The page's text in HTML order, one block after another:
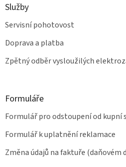
Služby
Servisní pohotovost
Doprava a platba
Zpětný odběr vysloužilých
Formuláře
Formulář pro odstoupení od kupní
Formulář k uplatnění reklamace
Změna údajů na faktuře (daňovém